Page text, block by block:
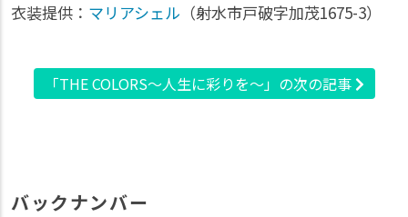
衣装提供： マリアシェル （射水市戸破字加茂1675-3）
「THE COLORS～人生に彩りを～」の次の記事
バックナンバー